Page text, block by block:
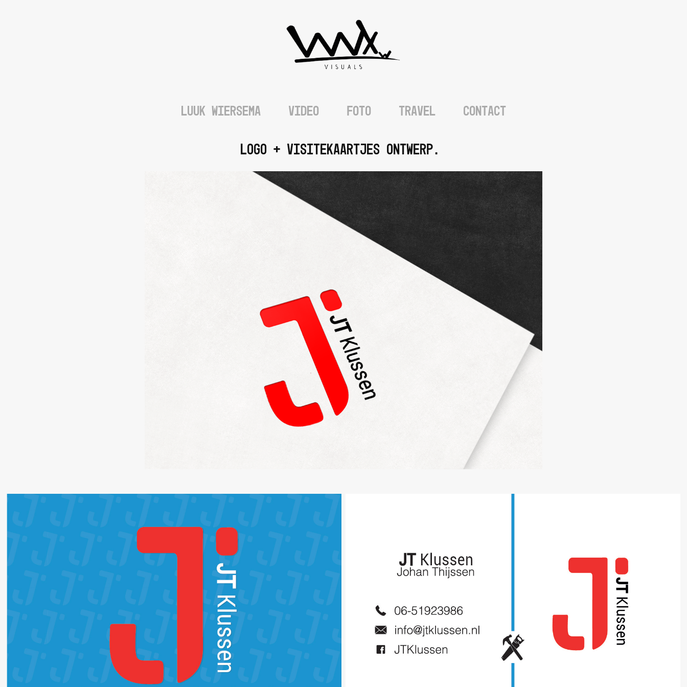
LUUK WIERSEMA VIDEO FOTO TRAVEL CONTACT
Logo + visitekaartjes ontwerp.